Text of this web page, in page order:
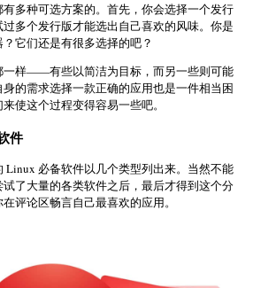
多种可选方案的。首先，你会选择一个发行
多个发行版才能选出自己喜欢的风味。你是
它们还是有很多选择的吧？
一样——有些以简洁为目标，而另一些则可能
的需求选择一款正确的应用也是一件相当困
使这个过程变得容易一些吧。
件
Linux 必备软件以几个类型列出来。当然不能
了大量的各类软件之后，最后才得到这个分
评论区畅言自己最喜欢的应用。